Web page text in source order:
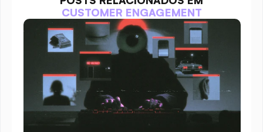
CUSTOMER ENGAGEMENT